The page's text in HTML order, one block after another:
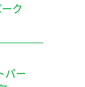
ク
パー